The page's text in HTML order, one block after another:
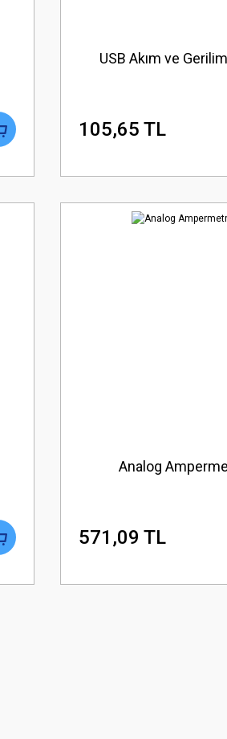
USB Akım ve
105,65 TL
Analog
571,09 TL